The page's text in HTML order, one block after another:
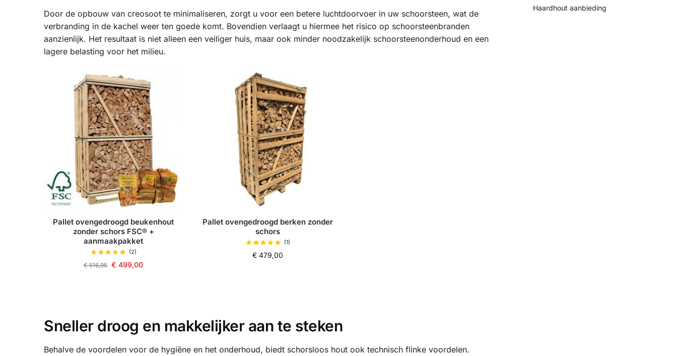
Door de opbouw van creosoot te minimaliseren, zorgt u voor een betere luchtdoorvoer in uw schoorsteen, wat de
verbranding in de kachel weer ten goede komt. Bovendien verlaagt u hiermee het risico op schoorsteenbranden
aanzienlijk. Het resultaat is niet alleen een veiliger huis, maar ook minder noodzakelijk schoorsteenonderhoud en een
lagere belasting voor het milieu.
Pallet ovengedroogd beukenhout
zonder schors FSC® +
aanmaakpakket
(2)
€516,95 € 499,00
Pallet ovengedroogd berken zonder
schors
(1)
€479,00
Sneller droog en makkelijker aan te steken
Behalve de voordelen voor de hygiëne en het onderhoud, biedt schorsloos hout ook technisch flinke voordelen.
Haardhout aanbieding